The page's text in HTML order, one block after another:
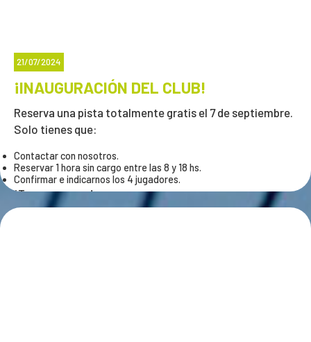
21/07/2024
¡INAUGURACIÓN DEL CLUB!
Reserva una pista totalmente gratis el 7 de septiembre.
Solo tienes que:
Contactar con nosotros.
Reservar 1 hora sin cargo entre las 8 y 18 hs.
Confirmar e indicarnos los 4 jugadores.
¡Te esperamos!